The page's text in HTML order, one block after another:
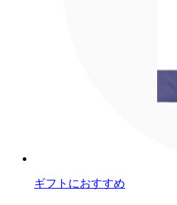
ギフトにおすすめ